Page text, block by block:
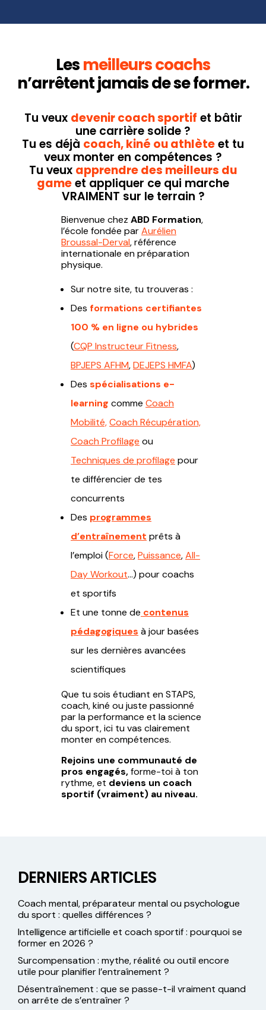
Lesmeilleurs coachs
n’arrêtent jamais de se former.
Tu veux devenir coach sportif et bâtir
une carrière solide ?
Tu es déjà coach, kiné ou athlèteet tu
veux monter en compétences ?
Tu veux apprendre des meilleurs du
gameet appliquer ce qui marche
VRAIMENT sur le terrain ?
Bienvenue chezABD Formation,
l’école fondée parAurélien
Broussal-Derval, référence
internationale en préparation
physique.
Sur notre site, tu trouveras :
Desformations certifiantes
100 % en ligne ou hybrides
(CQP Instructeur Fitness,
BPJEPS AFHM,DEJEPS HMFA)
Desspécialisations e-
learning commeCoach
Mobilité,Coach Récupération,
Coach Profilage ou
Techniques de profilage pour
te différencier de tes
concurrents
Des programmes
d’entraînement prêts à
l’emploi (Force,Puissance,All-
Day Workout…) pour coachs
et sportifs
Et une tonne de contenus
pédagogiques à jour basées
sur les dernières avancées
scientifiques
Que tu sois étudiant en STAPS,
coach, kiné ou juste passionné
par la performance et la science
du sport, ici tu vas clairement
monter en compétences.
Rejoins une communauté de
pros engagés,forme-toi à ton
rythme, et deviens un coach
sportif (vraiment) au niveau.
DERNIERS ARTICLES
Coach mental, préparateur mental ou psychologue
du sport : quelles différences ?
Intelligence artificielle et coach sportif : pourquoi se
former en 2026 ?
Surcompensation : mythe, réalité ou outil encore
utile pour planifier l’entraînement ?
Désentraînement : que se passe-t-il vraiment quand
on arrête de s’entraîner ?